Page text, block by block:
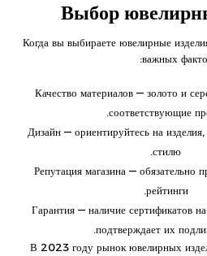
Выбор
Когда вы выбираете ювелирные
важных
Качество материалов — золото и
соответствующие
Дизайн — ориентируйтесь на
стилю.
Репутация магазина — обязательно
рейтинги.
Гарантия — наличие сертификатов
подтверждает их
В 2023 году рынок ювелирных